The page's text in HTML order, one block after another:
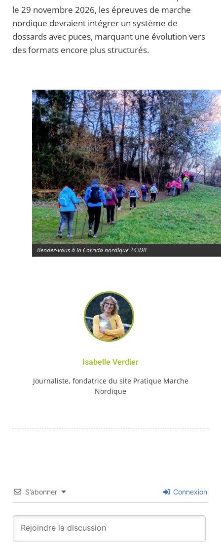
le 29 novembre 2026, les épreuves de marche
nordique devraient intégrer un système de
dossards avec puces, marquant une évolution vers
des formats encore plus structurés.
Rendez-vous à la Corrida nordique ? ©DR
Isabelle Verdier
Journaliste, fondatrice du site Pratique Marche
Nordique
S’abonner Connexion